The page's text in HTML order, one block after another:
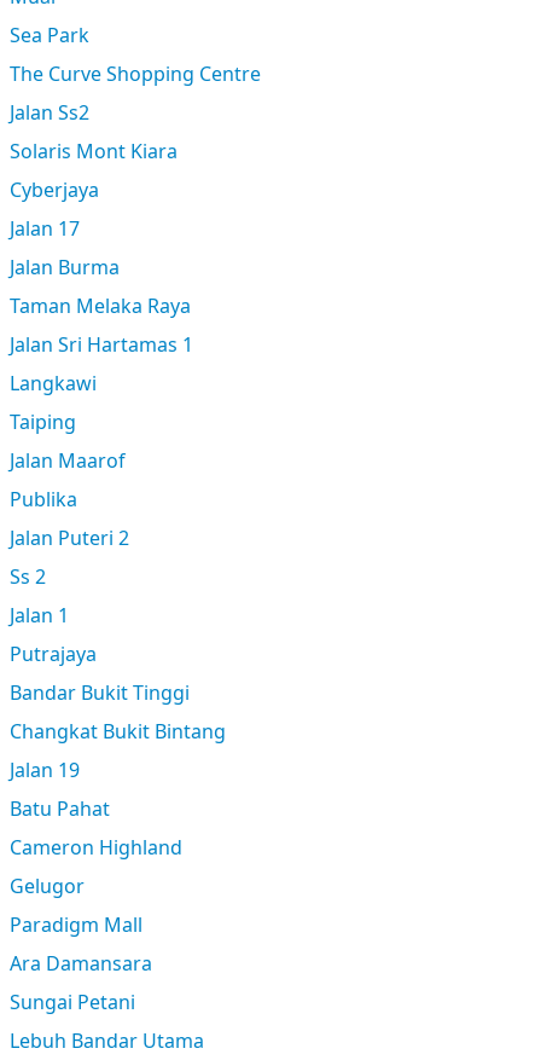
Sea Park
The Curve Shopping Centre
Jalan Ss2
Solaris Mont Kiara
Cyberjaya
Jalan 17
Jalan Burma
Taman Melaka Raya
Jalan Sri Hartamas 1
Langkawi
Taiping
Jalan Maarof
Publika
Jalan Puteri 2
Ss 2
Jalan 1
Putrajaya
Bandar Bukit Tinggi
Changkat Bukit Bintang
Jalan 19
Batu Pahat
Cameron Highland
Gelugor
Paradigm Mall
Ara Damansara
Sungai Petani
Lebuh Bandar Utama